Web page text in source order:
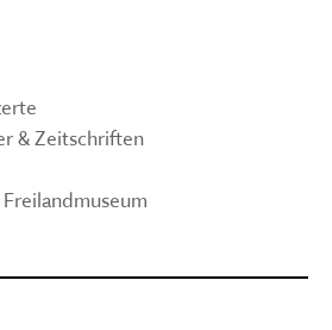
& Zeitschriften